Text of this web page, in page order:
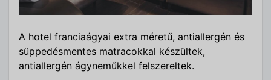
A hotel franciaágyai extra méretű, antiallergén és
süppedésmentes matracokkal készültek,
antiallergén ágyneműkkel felszereltek.